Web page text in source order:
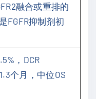
融合或重排的
FGFR抑制剂初
，DCR
个月，中位OS